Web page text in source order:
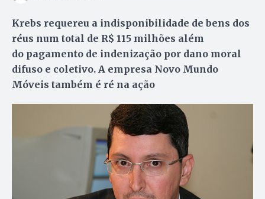
Krebs requereu a indisponibilidade de bens dos
réus num total de R$ 115 milhões além
do pagamento de indenização por dano moral
difuso e coletivo. A empresa Novo Mundo
Móveis também é ré na ação